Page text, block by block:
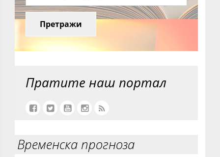
Претражи
Пратите наш портал
Временска прогноза